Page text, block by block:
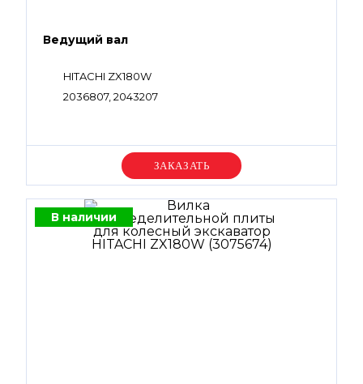
Ведущий вал
HITACHI ZX180W
2036807, 2043207
Уточняйте цену
В наличии